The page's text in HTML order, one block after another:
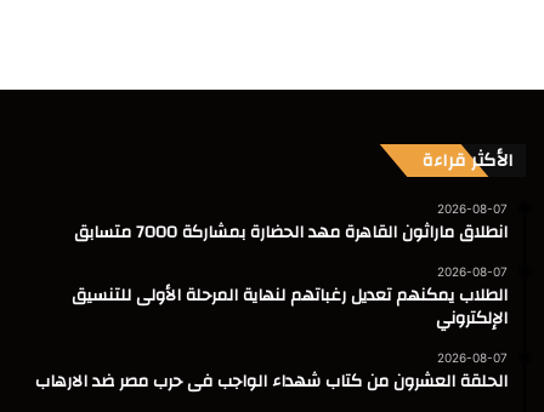
الأكثر قراءة
2026-08-07
انطلاق ماراثون القاهرة مهد الحضارة بمشاركة 7000 متسابق
2026-08-07
الطلاب يمكنهم تعديل رغباتهم لنهاية المرحلة الأولى للتنسيق
الإلكتروني
2026-08-07
الحلقة العشرون من كتاب شهداء الواجب فى حرب مصر ضد الارهاب